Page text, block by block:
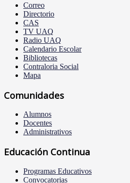
Correo
Directorio
CAS
TV UAQ
Radio UAQ
Calendario Escolar
Bibliotecas
Contraloria Social
Mapa
Comunidades
Alumnos
Docentes
Administrativos
Educación Continua
Programas Educativos
Convocatorias